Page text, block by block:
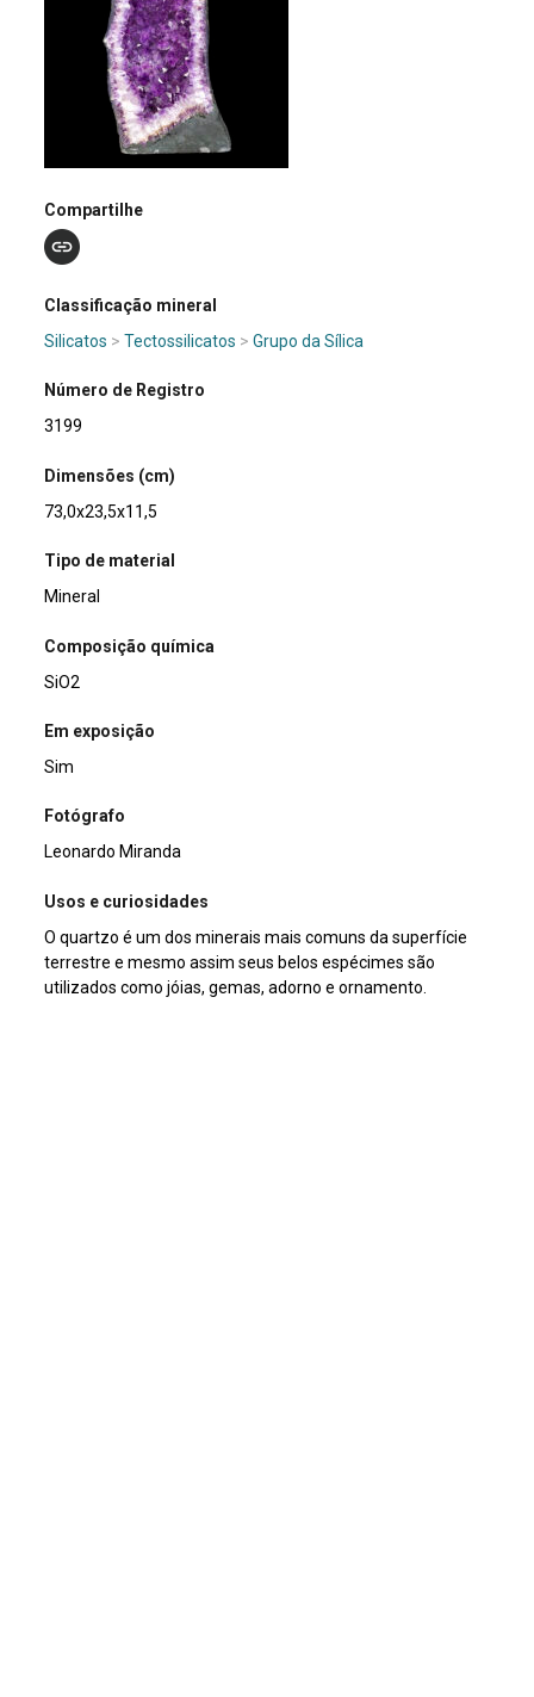
Compartilhe
Classificação mineral
Silicatos >Tectossilicatos >Grupo da Sílica
Número de Registro
3199
Dimensões (cm)
73,0x23,5x11,5
Tipo de material
Mineral
Composição química
SiO2
Em exposição
Sim
Fotógrafo
Leonardo Miranda
Usos e curiosidades
O quartzo é um dos minerais mais comuns da superfície
terrestre e mesmo assim seus belos espécimes são
utilizados como jóias, gemas, adorno e ornamento.